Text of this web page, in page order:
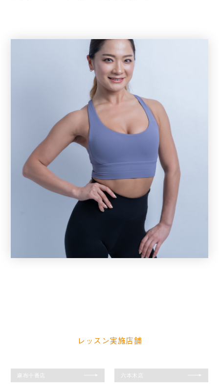
Aerobic Exercise
レッスン実施店舗
麻布十番店 六本木店